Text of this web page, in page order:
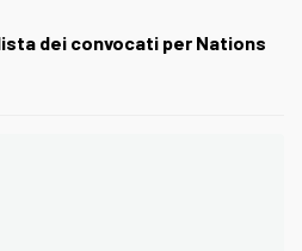
dei convocati per Nations